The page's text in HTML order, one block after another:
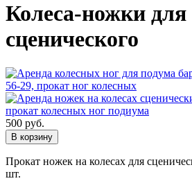
Колеса-ножки
сценического
500 руб.
В корзину
Прокат ножек на колесах для
шт.